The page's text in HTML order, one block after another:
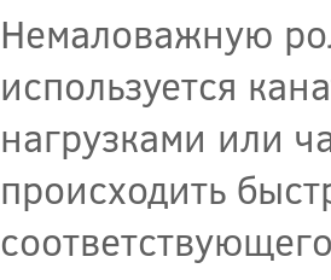
Немаловажную
используется
нагрузками или
происходить